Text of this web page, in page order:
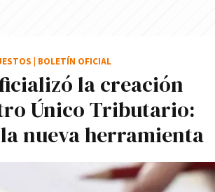
la creación
Único Tributario:
nueva herramienta
BOLETÍN OFICIAL